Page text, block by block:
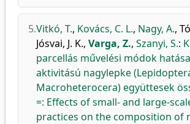
5.Vitkó, T., Kovács, C. L., Nagy, A.,
Jósvai, J. K., Varga, Z., Szanyi, S.:
parcellás művelési módok
aktivitású nagylepke
Macroheterocera) együttesek
=: Effects of small- and large-
practices on the composition of